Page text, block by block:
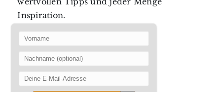
Inspiration.